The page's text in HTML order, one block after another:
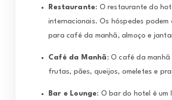
Restaurante: O restaurante do
internacionais. Os hóspedes
para café da manhã, almoço e
Café da Manhã : O café da
frutas, pães, queijos, omeletes e
Bar e Lounge: O bar do hotel é um